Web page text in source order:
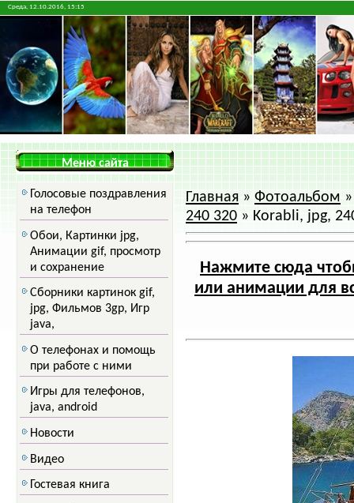
Среда, 12.10.2016, 15:15
Меню сайта
Голосовые поздравления
на телефон
Обои, Картинки jpg,
Анимации gif, просмотр
и сохранение
Сборники картинок gif,
jpg, Фильмов 3gp, Игр
java,
О телефонах и помощь
при работе с ними
Игры для телефонов,
java, android
Новости
Видео
Гостевая книга
Главная » Фотоальбом
240 320 » Korabli, jpg,
Нажмите сюда
или анимации для